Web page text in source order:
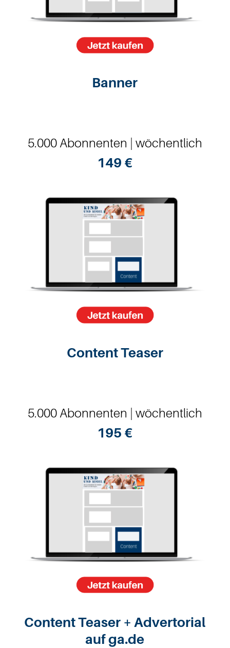
Banner
5.000 Abonnenten | wöchentlich
149 €
Content Teaser
5.000 Abonnenten | wöchentlich
195 €
Content Teaser + Advertorial
auf ga.de